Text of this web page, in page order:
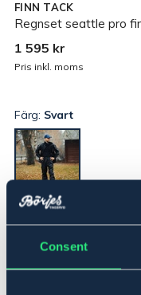
Consent
FINN TACK
Regnset seattle pro
1 595 kr
Pris inkl. moms
Färg: Svart
XL